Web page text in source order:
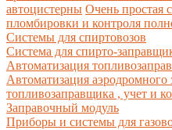
автоцистерны Очень простая
пломбировки и контроля
Системы для спиртовозов
Система для спирто-
Автоматизация
Автоматизация аэродромного
топливозаправщика , учет и
Заправочный модуль
Приборы и системы для